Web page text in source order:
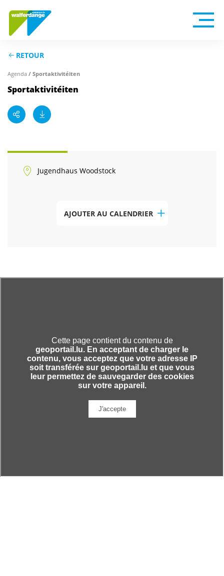
RETOUR
Agenda / Sportaktivitéiten
Sportaktivitéiten
Jugendhaus Woodstock
AJOUTER AU CALENDRIER